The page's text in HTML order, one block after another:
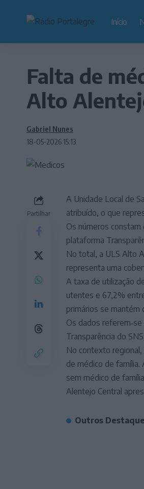
Início
Falta de
Alto
18-05-2026 15:13
Gabriel Nunes
Partilhar
A Unidade Local de
atribuído, o que
Os números
plataforma
No total, a ULS Alto
representa uma
A taxa de utilização
utentes e 67,2%
primários se mantém
Os dados
Transparência do
No contexto
de médico de
sem médico de
Alentejo Central
Outros